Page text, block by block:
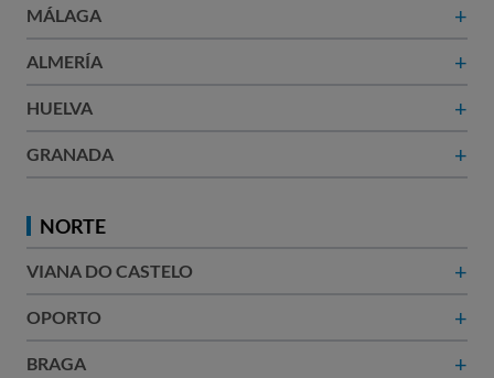
MÁLAGA +
ALMERÍA +
HUELVA +
GRANADA +
NORTE
VIANA DO CASTELO +
OPORTO +
BRAGA +